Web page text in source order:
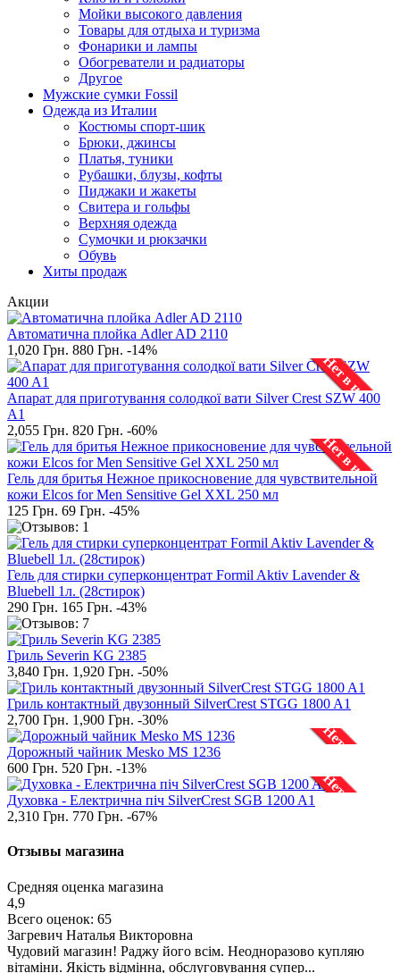
Мойки высокого давления
Товары для отдыха и туризма
Фонарики и лампы
Обогреватели и радиаторы
Другое
Мужские сумки Fossil
Одежда из Италии
Костюмы спорт-шик
Брюки, джинсы
Платья, туники
Рубашки, блузы, кофты
Пиджаки и жакеты
Свитера и гольфы
Верхняя одежда
Сумочки и рюкзачки
Обувь
Хиты продаж
Акции
Автоматична плойка Adler AD 2110
1,020 Грн. 880 Грн. -14%
Нет в наличии
Апарат для приготування солодкої вати Silver Crest SZW 400
A1
2,055 Грн. 820 Грн. -60%
Нет в наличии
Гель для бритья Нежное прикосновение для чувствительной
кожи Elcos for Men Sensitive Gel XXL 250 мл
125 Грн. 69 Грн. -45%
Гель для стирки суперконцентрат Formil Aktiv Lavender &
Bluebell 1л. (28стирок)
290 Грн. 165 Грн. -43%
Гриль Severin KG 2385
3,840 Грн. 1,920 Грн. -50%
Гриль контактный двузонный SilverCrest STGG 1800 A1
2,700 Грн. 1,900 Грн. -30%
Нет в наличии
Дорожный чайник Mesko MS 1236
600 Грн. 520 Грн. -13%
Нет в наличии
Духовка - Електрична піч SilverCrest SGB 1200 A1
2,310 Грн. 770 Грн. -67%
Отзывы магазина
Средняя оценка магазина
4,9
Всего оценок: 65
Загревич Наталья Викторовна
Чудовий магазин! Раджу його всім. Неодноразово купляю
вітаміни. Якість відмінна, обслуговування супер...